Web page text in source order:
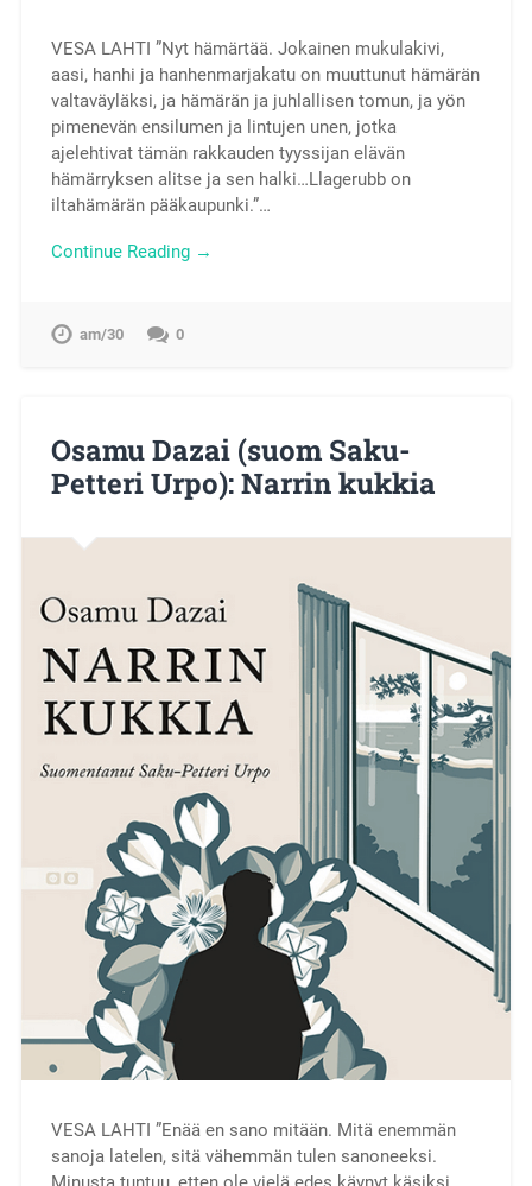
VESA LAHTI ”Nyt hämärtää. Jokainen mukulakivi,
aasi, hanhi ja hanhenmarjakatu on muuttunut hämärän
valtaväyläksi, ja hämärän ja juhlallisen tomun, ja yön
pimenevän ensilumen ja lintujen unen, jotka
ajelehtivat tämän rakkauden tyyssijan elävän
hämärryksen alitse ja sen halki…Llagerubb on
iltahämärän pääkaupunki.”…
Continue Reading →
am/30 0
Osamu Dazai (suom Saku-
Petteri Urpo): Narrin kukkia
VESA LAHTI ”Enää en sano mitään. Mitä enemmän
sanoja latelen, sitä vähemmän tulen sanoneeksi.